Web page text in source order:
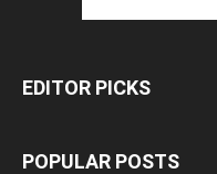
EDITOR PICKS
POPULAR POSTS